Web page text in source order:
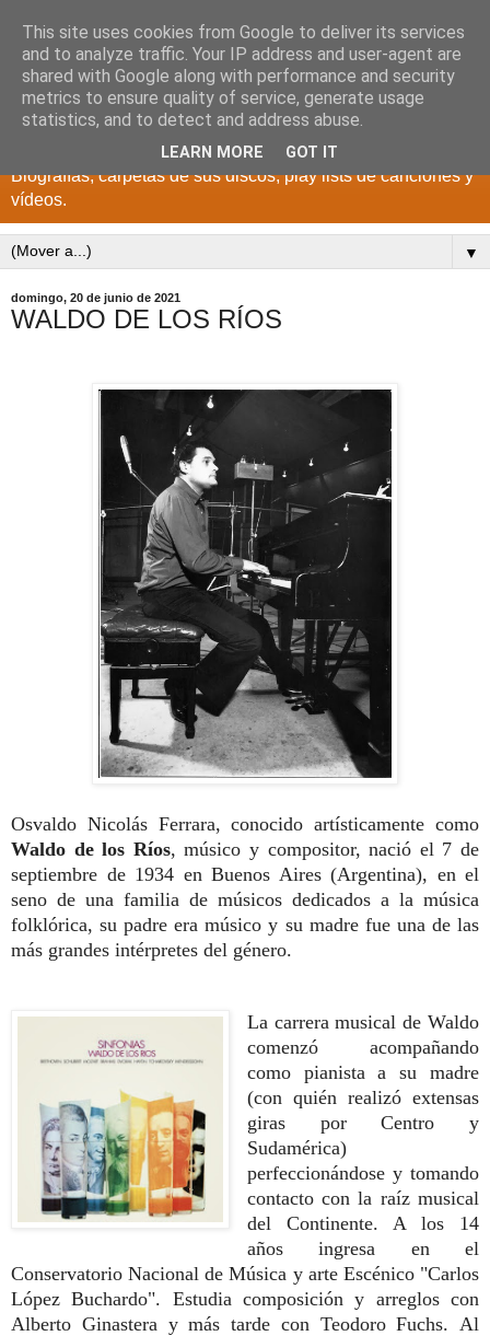
DISCOS PARA EL
RECUERDO
CANTANTES Y GRUPOS DE LOS AÑOS 1950 a 2022.
Biografías, carpetas de sus discos, play lists de canciones y
vídeos.
▼
domingo, 20 de junio de 2021
WALDO DE LOS RÍOS
Osvaldo Nicolás Ferrara, conocido artísticamente como
Waldo de los Ríos, músico y compositor, nació el 7 de
septiembre de 1934 en Buenos Aires (Argentina), en el
seno de una familia de músicos dedicados a la música
folklórica, su padre era músico y su madre fue una de las
más grandes intérpretes del género.
La carrera musical de Waldo
comenzó acompañando
como pianista a su madre
(con quién realizó extensas
giras por Centro y
Sudamérica)
perfeccionándose y tomando
contacto con la raíz musical
del Continente. A los 14
años ingresa en el
Conservatorio Nacional de Música y arte Escénico "Carlos
López Buchardo". Estudia composición y arreglos con
Alberto Ginastera y más tarde con Teodoro Fuchs. Al
This site uses cookies from Google to deliver its services
and to analyze traffic. Your IP address and user-agent are
shared with Google along with performance and security
metrics to ensure quality of service, generate usage
statistics, and to detect and address abuse.
LEARN MORE GOT IT